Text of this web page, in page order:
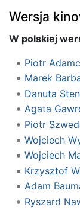
Wersja
W polskiej
Piotr
Marek
Danuta
Agata
Piotr
Wojciech
Wojciech
Krzysztof
Adam
Ryszard